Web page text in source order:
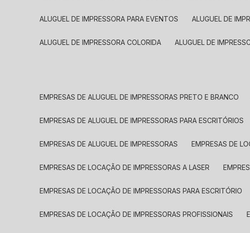
ALUGUEL DE IMPRESSORA PARA EVENTOS ALUGUEL DE
ALUGUEL DE IMPRESSORA COLORIDA ALUGUEL DE
EMPRESAS DE ALUGUEL DE IMPRESSORAS PRETO E BRANCO
EMPRESAS DE ALUGUEL DE IMPRESSORAS PARA ESCRITÓRIOS
EMPRESAS DE ALUGUEL DE IMPRESSORAS EMPRESAS DE
EMPRESAS DE LOCAÇÃO DE IMPRESSORAS A LASER
EMPRESAS DE LOCAÇÃO DE IMPRESSORAS PARA ESCRITÓRIO
EMPRESAS DE LOCAÇÃO DE IMPRESSORAS PROFISSIONAIS